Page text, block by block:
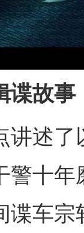
故事
述了
警十
谍车